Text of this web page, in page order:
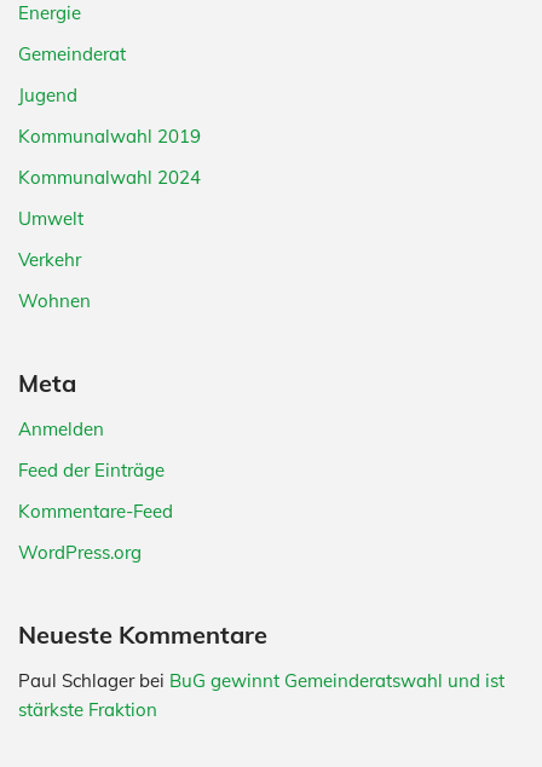
Energie
Gemeinderat
Jugend
Kommunalwahl 2019
Kommunalwahl 2024
Umwelt
Verkehr
Wohnen
Meta
Anmelden
Feed der Einträge
Kommentare-Feed
WordPress.org
Neueste Kommentare
Paul Schlagerbei BuG gewinnt Gemeinderatswahl und ist
stärkste Fraktion